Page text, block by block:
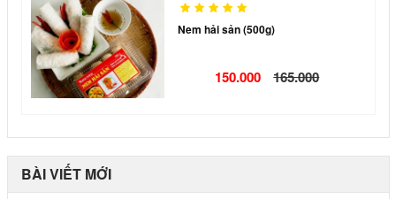
Nem hải sản (500g)
150.000 165.000
BÀI VIẾT MỚI